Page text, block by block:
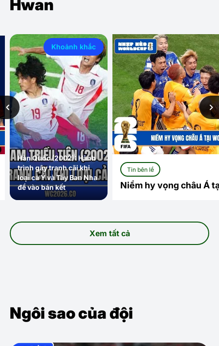
Hwan
Xem tất cả
Khoảnh khắc
Hàn Quốc (2002): Hành
trình gây tranh cãi khi
loại cả Ý và Tây Ban Nha
để vào bán kết
Tin bên lề
Niềm hy vọng châu Á
Ngôi sao của đội